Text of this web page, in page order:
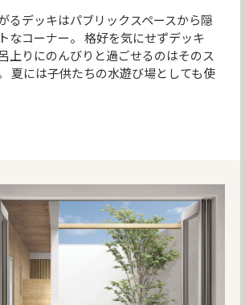
るデッキはパブリックスペースから隠
なコーナー。 格好を気にせずデッキ
上りにのんびりと過ごせるのはそのス
夏には子供たちの水遊び場としても使